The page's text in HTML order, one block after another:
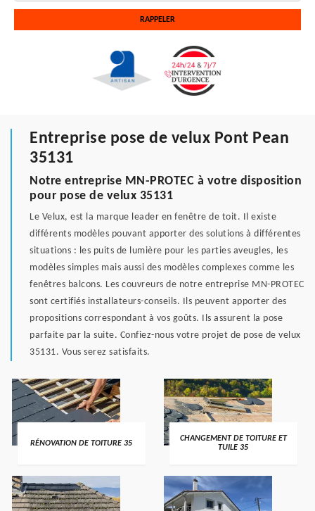
Entreprise pose de velux Pont Pean
35131
Notre entreprise MN-PROTEC à votre disposition
pour pose de velux 35131
Le Velux, est la marque leader en fenêtre de toit. Il existe
différents modèles pouvant apporter des solutions à différentes
situations : les puits de lumière pour les parties aveugles, les
modèles simples mais aussi des modèles complexes comme les
fenêtres balcons. Les couvreurs de notre entreprise MN-PROTEC
sont certifiés installateurs-conseils. Ils peuvent apporter des
propositions correspondant à vos goûts. Ils assurent la pose
parfaite par la suite. Confiez-nous votre projet de pose de velux
35131. Vous serez satisfaits.
RÉNOVATION DE TOITURE 35
CHANGEMENT DE TOITURE ET
TUILE 35